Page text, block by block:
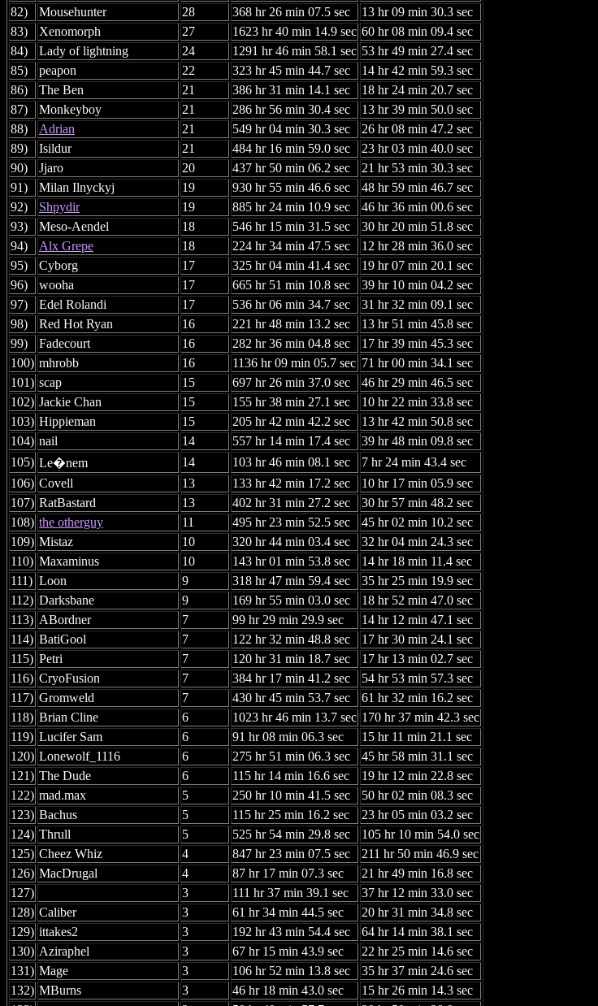
82)
Mousehunter 28 368 hr 26 min 07.5 sec
13 hr 09 min 30.3 sec
83)
Xenomorph 27 1623 hr 40 min 14.9 sec 60 hr 08 min 09.4 sec
84)
Lady of lightning 24 1291 hr 46 min 58.1 sec 53 hr 49 min 27.4 sec
85)
peapon 22 323 hr 45 min 44.7 sec
14 hr 42 min 59.3 sec
86)
The Ben 21 386 hr 31 min 14.1 sec
18 hr 24 min 20.7 sec
87)
Monkeyboy 21 286 hr 56 min 30.4 sec
13 hr 39 min 50.0 sec
88)
Adrian 21 549 hr 04 min 30.3 sec
26 hr 08 min 47.2 sec
89)
Isildur 21 484 hr 16 min 59.0 sec
23 hr 03 min 40.0 sec
90)
Jjaro 20 437 hr 50 min 06.2 sec
21 hr 53 min 30.3 sec
91)
Milan Ilnyckyj 19 930 hr 55 min 46.6 sec
48 hr 59 min 46.7 sec
92)
Shpydir 19 885 hr 24 min 10.9 sec
46 hr 36 min 00.6 sec
93)
Meso-Aendel 18 546 hr 15 min 31.5 sec
30 hr 20 min 51.8 sec
94)
Alx Grepe 18 224 hr 34 min 47.5 sec
12 hr 28 min 36.0 sec
95)
Cyborg 17 325 hr 04 min 41.4 sec
19 hr 07 min 20.1 sec
96)
wooha 17 665 hr 51 min 10.8 sec
39 hr 10 min 04.2 sec
97)
Edel Rolandi 17 536 hr 06 min 34.7 sec
31 hr 32 min 09.1 sec
98)
Red Hot Ryan 16 221 hr 48 min 13.2 sec
13 hr 51 min 45.8 sec
99)
Fadecourt 16 282 hr 36 min 04.8 sec
17 hr 39 min 45.3 sec
100) mhrobb 16 1136 hr 09 min 05.7 sec 71 hr 00 min 34.1 sec
101) scap 15 697 hr 26 min 37.0 sec
46 hr 29 min 46.5 sec
102) Jackie Chan 15 155 hr 38 min 27.1 sec
10 hr 22 min 33.8 sec
103) Hippieman 15 205 hr 42 min 42.2 sec
13 hr 42 min 50.8 sec
104) nail 14 557 hr 14 min 17.4 sec
39 hr 48 min 09.8 sec
105) Le�nem 14 103 hr 46 min 08.1 sec
7 hr 24 min 43.4 sec
106) Covell 13 133 hr 42 min 17.2 sec
10 hr 17 min 05.9 sec
107) RatBastard 13 402 hr 31 min 27.2 sec
30 hr 57 min 48.2 sec
108) the otherguy 11 495 hr 23 min 52.5 sec
45 hr 02 min 10.2 sec
109) Mistaz 10 320 hr 44 min 03.4 sec
32 hr 04 min 24.3 sec
110) Maxaminus 10 143 hr 01 min 53.8 sec
14 hr 18 min 11.4 sec
111) Loon 9 318 hr 47 min 59.4 sec
35 hr 25 min 19.9 sec
112) Darksbane 9 169 hr 55 min 03.0 sec
18 hr 52 min 47.0 sec
113) ABordner 7 99 hr 29 min 29.9 sec
14 hr 12 min 47.1 sec
114) BatiGool 7 122 hr 32 min 48.8 sec
17 hr 30 min 24.1 sec
115) Petri 7 120 hr 31 min 18.7 sec
17 hr 13 min 02.7 sec
116) CryoFusion 7 384 hr 17 min 41.2 sec
54 hr 53 min 57.3 sec
117) Gromweld 7 430 hr 45 min 53.7 sec
61 hr 32 min 16.2 sec
118) Brian Cline 6 1023 hr 46 min 13.7 sec 170 hr 37 min 42.3 sec
119) Lucifer Sam 6 91 hr 08 min 06.3 sec
15 hr 11 min 21.1 sec
120) Lonewolf_1116 6 275 hr 51 min 06.3 sec
45 hr 58 min 31.1 sec
121) The Dude 6 115 hr 14 min 16.6 sec
19 hr 12 min 22.8 sec
122) mad.max 5 250 hr 10 min 41.5 sec
50 hr 02 min 08.3 sec
123) Bachus 5 115 hr 25 min 16.2 sec
23 hr 05 min 03.2 sec
124) Thrull 5 525 hr 54 min 29.8 sec
105 hr 10 min 54.0 sec
125) Cheez Whiz 4 847 hr 23 min 07.5 sec
211 hr 50 min 46.9 sec
126) MacDrugal 4 87 hr 17 min 07.3 sec
21 hr 49 min 16.8 sec
127)
3 111 hr 37 min 39.1 sec
37 hr 12 min 33.0 sec
128) Caliber 3 61 hr 34 min 44.5 sec
20 hr 31 min 34.8 sec
129) ittakes2 3 192 hr 43 min 54.4 sec
64 hr 14 min 38.1 sec
130) Aziraphel 3 67 hr 15 min 43.9 sec
22 hr 25 min 14.6 sec
131) Mage 3 106 hr 52 min 13.8 sec
35 hr 37 min 24.6 sec
132) MBurns 3 46 hr 18 min 43.0 sec
15 hr 26 min 14.3 sec